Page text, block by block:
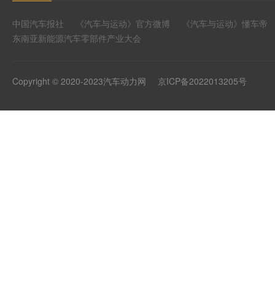
中国汽车报社 《汽车与运动》官方微博
《汽车与运动》懂车帝
东南亚新能源汽车零部件产业大会
Copyright © 2020-2023汽车动力网 京ICP备2022013205号